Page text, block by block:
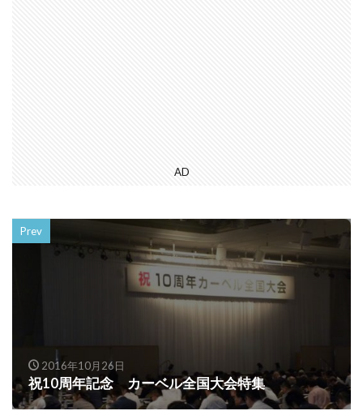
AD
Prev
2016年10月26日
祝10周年記念 カーベル全国大会特集